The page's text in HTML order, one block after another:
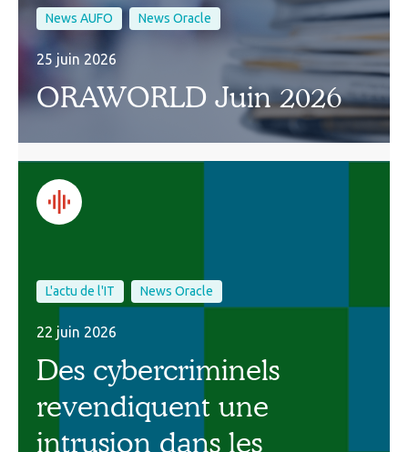
News AUFO News Oracle
25 juin 2026
ORAWORLD Juin 2026
L'actu de l'IT News Oracle
22 juin 2026
Des cybercriminels
revendiquent une
intrusion dans les